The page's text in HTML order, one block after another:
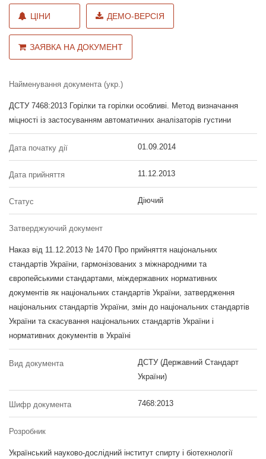
ЦІНИ ДЕМО-ВЕРСІЯ
ЗАЯВКА НА ДОКУМЕНТ
Найменування документа (укр.)
ДСТУ 7468:2013 Горілки та горілки особливі. Метод визначання
міцності із застосуванням автоматичних аналізаторів густини
Дата початку дії 01.09.2014
Дата прийняття 11.12.2013
Статус Діючий
Затверджуючий документ
Наказ від 11.12.2013 № 1470 Про прийняття національних
стандартів України, гармонізованих з міжнародними та
європейськими стандартами, міждержавних нормативних
документів як національних стандартів України, затвердження
національних стандартів України, змін до національних стандартів
України та скасування національних стандартів України і
нормативних документів в Україні
Вид документа
ДСТУ (Державний Стандарт
України)
Шифр документа 7468:2013
Розробник
Український науково-дослідний інститут спирту і біотехнології